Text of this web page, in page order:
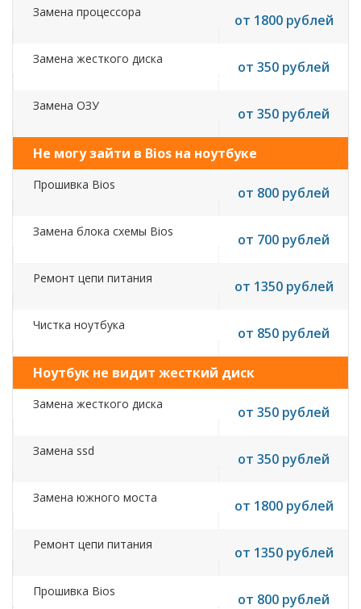
Замена процессора от 1800 рублей
Замена жесткого диска от 350 рублей
Замена ОЗУ от 350 рублей
Не могу зайти в Bios на ноутбуке
Прошивка Bios от 800 рублей
Замена блока схемы Bios от 700 рублей
Ремонт цепи питания от 1350 рублей
Чистка ноутбука от 850 рублей
Ноутбук не видит жесткий диск
Замена жесткого диска от 350 рублей
Замена ssd от 350 рублей
Замена южного моста от 1800 рублей
Ремонт цепи питания от 1350 рублей
Прошивка Bios от 800 рублей